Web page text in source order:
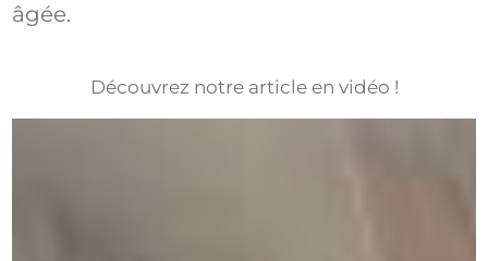
âgée.
Découvrez notre article en vidéo !